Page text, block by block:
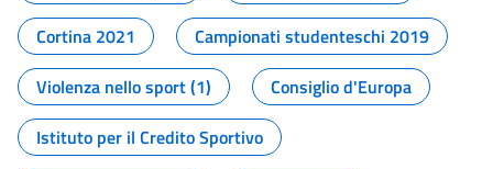
Cortina 2021
Campionati studenteschi 2019
Violenza nello sport (1)
Consiglio d'Europa
Istituto per il Credito Sportivo